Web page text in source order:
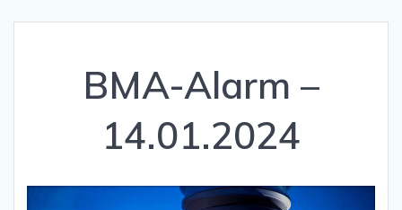
BMA-Alarm –
14.01.2024